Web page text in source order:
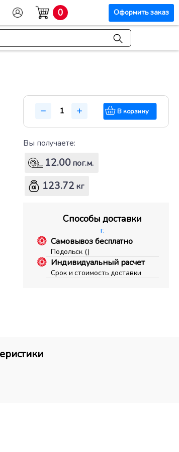
0 Оформить заказ
В корзину
Вы получаете:
12.00пог.м.
123.72кг
Способы доставки
г.
Самовывоз бесплатно
Подольск ()
Индивидуальный расчет
Срок и стоимость доставки